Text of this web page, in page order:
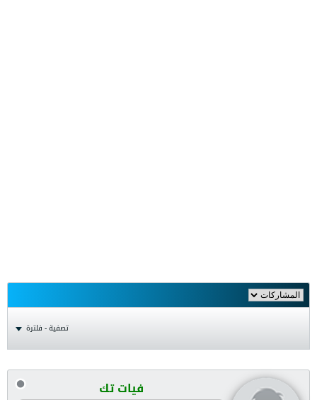
تصفية - فلترة
فيات تك